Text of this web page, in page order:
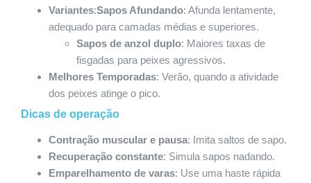
Variantes:Sapos Afundando: Afunda lentamente,
adequado para camadas médias e superiores.
Sapos de anzol duplo: Maiores taxas de
fisgadas para peixes agressivos.
Melhores Temporadas: Verão, quando a atividade
dos peixes atinge o pico.
Dicas de operação
Contração muscular e pausa: Imita saltos de sapo.
Recuperação constante: Simula sapos nadando.
Emparelhamento de varas: Use uma haste rápida